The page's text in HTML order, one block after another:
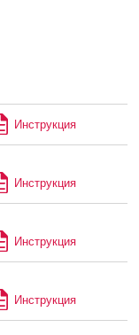
Инструкция
Инструкция
Инструкция
Инструкция